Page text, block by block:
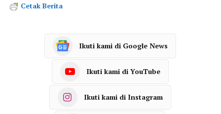
Cetak Berita
Ikuti kami di Google News
Ikuti kami di YouTube
Ikuti kami di Instagram